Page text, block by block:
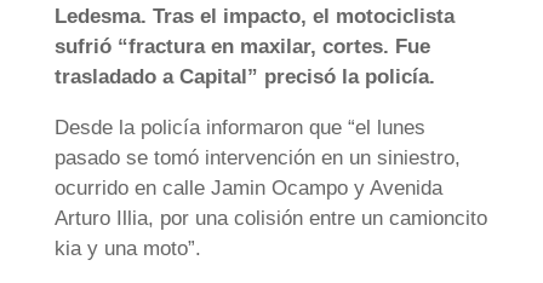
Ledesma. Tras el impacto, el motociclista
sufrió “fractura en maxilar, cortes. Fue
trasladado a Capital” precisó la policía.
Desde la policía informaron que “el lunes
pasado se tomó intervención en un siniestro,
ocurrido en calle Jamin Ocampo y Avenida
Arturo Illia, por una colisión entre un camioncito
kia y una moto”.